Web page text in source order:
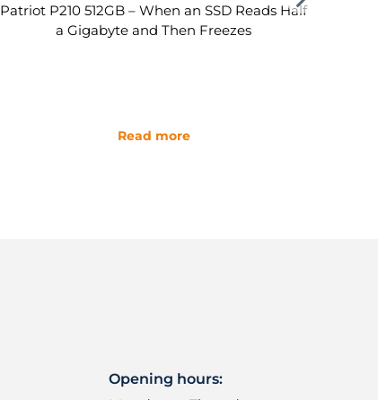
Patriot P210 512GB – When an SSD Reads Half
a Gigabyte and Then Freezes
Read more
Opening hours: